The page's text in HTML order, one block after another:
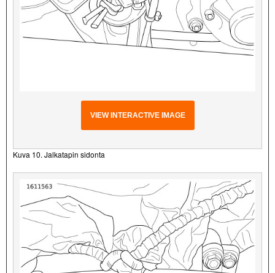
VIEW INTERACTIVE IMAGE
Kuva 10. Jalkatapin sidonta